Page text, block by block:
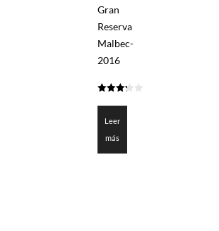
Gran
Reserva
Malbec-
2016
Leer
más